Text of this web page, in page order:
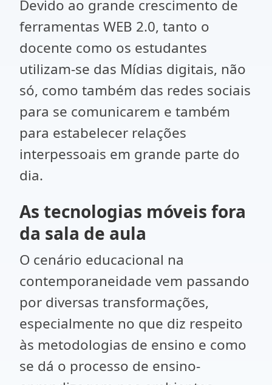
Devido ao grande crescimento de
ferramentas WEB 2.0, tanto o
docente como os estudantes
utilizam-se das Mídias digitais, não
só, como também das redes sociais
para se comunicarem e também
para estabelecer relações
interpessoais em grande parte do
dia.
As tecnologias móveis fora
da sala de aula
O cenário educacional na
contemporaneidade vem passando
por diversas transformações,
especialmente no que diz respeito
às metodologias de ensino e como
se dá o processo de ensino-